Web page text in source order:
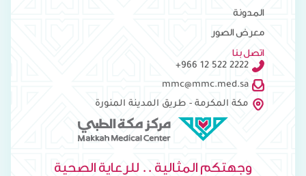
المدونة
معرض الصور
اتصل بنا
+966 12 522 2222
mmc@mmc.med.sa
مكة المكرمة - طريق المدينة المنورة
وجهتكم المثالية .. للرعاية الصحية